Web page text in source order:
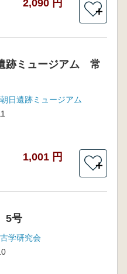
2,090 円
＋
跡ミュージアム 常
日遺跡ミュージアム
1,001 円
＋
5号
学研究会